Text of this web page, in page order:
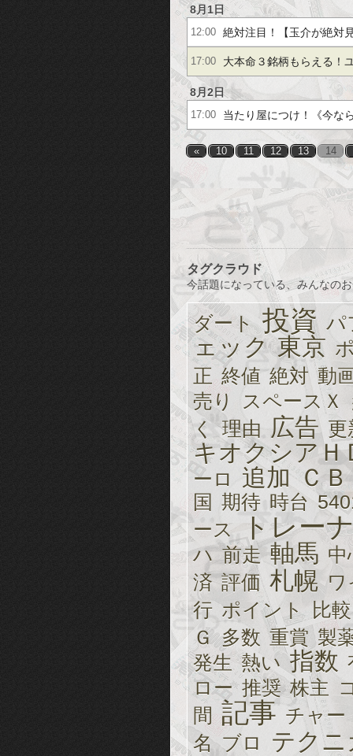
トもらえる》古野電気【
グアーク【＋４５％】
8月1日
12:00 絶対注目！【玉介が絶対
野電気【２桁上昇】サン
ＪＳＨ【＋４１％】
17:00 大本命３銘柄もらえる！
３％】三井松島【＋７６
【２．２倍】他
8月2日
17:00 当たり屋につけ！《今な
レポートがもらえる》古
５％】イワキ【２．１倍
« 10 11 12 13 14
タグクラウド
今話題になっている、みんなの
ダート 投資 パ
ェック 東京
正 終値 絶対 動
売り
スペースＸ
く 理由 広告 更
キオクシアＨ
ーロ 追加 Ｃ
国 期待 時台
ース
トレー
ハ 前走 軸馬 中
済 評価 札幌 ワ
行 ポイント 比較
Ｇ 多数 重賞 製
発生 熱い 指数
ロー 推奨 株主
間 記事 チャー
名 ブロ テク